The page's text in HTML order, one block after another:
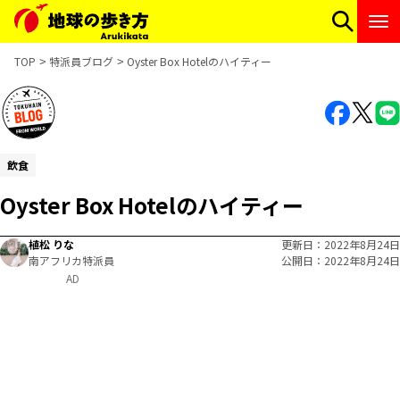
TOP 特派員ブログ Oyster Box Hotelのハイティー
飲食
Oyster Box Hotelのハイティー
植松 りな
南アフリカ特派員
更新日
2022年8月24日
公開日
2022年8月24日
AD